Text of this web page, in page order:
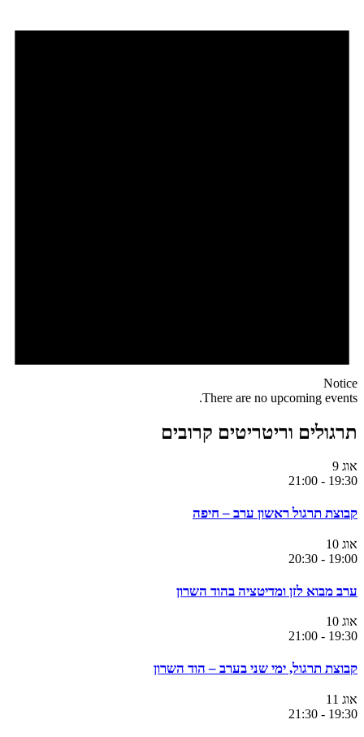
Notice
There are no upcoming events.
תרגולים וריטריטים קרובים
אוג 9
19:30
-
21:00
קבוצת תרגול ראשון ערב – חיפה
אוג 10
19:00
-
20:30
ערב מבוא לזן ומדיטציה בהוד השרון
אוג 10
19:30
-
21:00
קבוצת תרגול, ימי שני בערב – הוד השרון
אוג 11
19:30
-
21:30